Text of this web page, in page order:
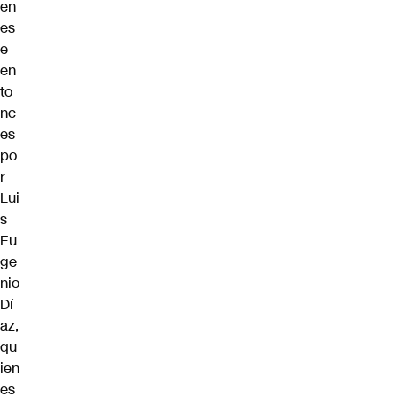
en
es
e
en
to
nc
es
po
r
Lui
s
Eu
ge
nio
Dí
az,
qu
ien
es